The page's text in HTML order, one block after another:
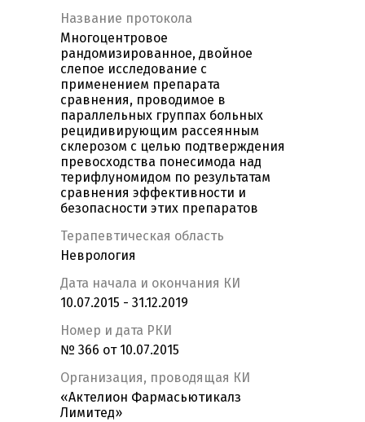
Название протокола
Многоцентровое
рандомизированное, двойное
слепое исследование с
применением препарата
сравнения, проводимое в
параллельных группах больных
рецидивирующим рассеянным
склерозом с целью подтверждения
превосходства понесимода над
терифлуномидом по результатам
сравнения эффективности и
безопасности этих препаратов
Терапевтическая область
Неврология
Дата начала и окончания КИ
10.07.2015 - 31.12.2019
Номер и дата РКИ
№ 366 от 10.07.2015
Организация, проводящая КИ
«Актелион Фармасьютикалз
Лимитед»